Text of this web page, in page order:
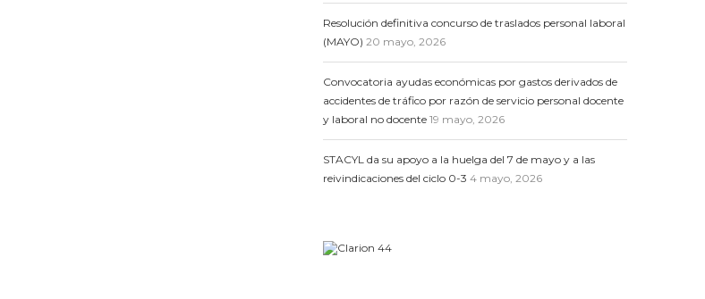
Resolución definitiva concurso de traslados personal laboral
(MAYO) 20 mayo, 2026
Convocatoria ayudas económicas por gastos derivados de
accidentes de tráfico por razón de servicio personal docente
y laboral no docente 19 mayo, 2026
STACYL da su apoyo a la huelga del 7 de mayo y a las
reivindicaciones del ciclo 0-3 4 mayo, 2026